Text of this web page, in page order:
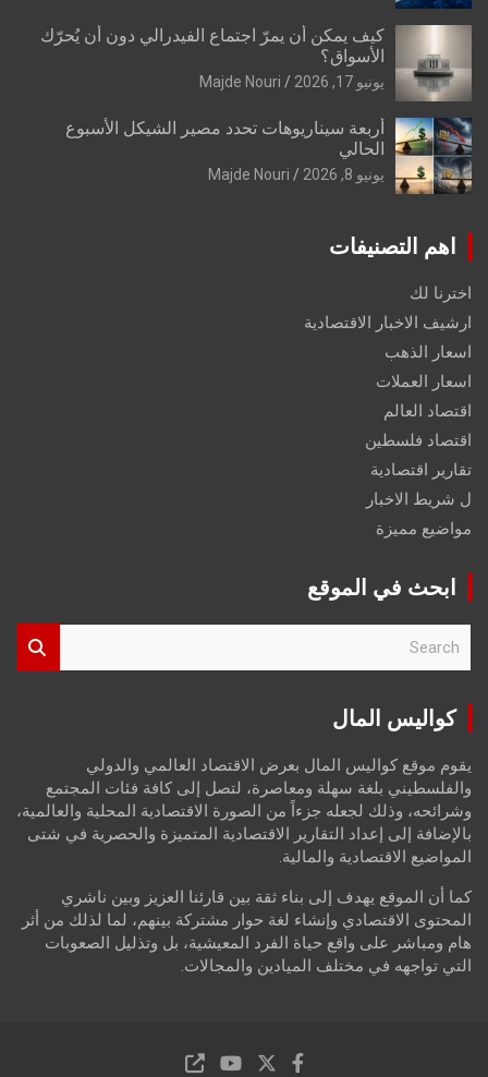
كيف يمكن أن يمرّ اجتماع الفيدرالي دون أن يُحرّك
الأسواق؟
يونيو 17, 2026 Majde Nouri
أربعة سيناريوهات تحدد مصير الشيكل الأسبوع
الحالي
يونيو 8, 2026 Majde Nouri
اهم التصنيفات
اخترنا لك
ارشيف الاخبار الاقتصادية
اسعار الذهب
اسعار العملات
اقتصاد العالم
اقتصاد فلسطين
تقارير اقتصادية
ل شريط الاخبار
مواضيع مميزة
ابحث في الموقع
r
كواليس المال
يقوم موقع كواليس المال بعرض الاقتصاد العالمي والدولي
والفلسطيني بلغة سهلة ومعاصرة، لتصل إلى كافة فئات المجتمع
وشرائحه، وذلك لجعله جزءاً من الصورة الاقتصادية المحلية والعالمية،
بالإضافة إلى إعداد التقارير الاقتصادية المتميزة والحصرية في شتى
المواضيع الاقتصادية والمالية.
كما أن الموقع يهدف إلى بناء ثقة بين قارئنا العزيز وبين ناشري
المحتوى الاقتصادي وإنشاء لغة حوار مشتركة بينهم، لما لذلك من أثر
هام ومباشر على واقع حياة الفرد المعيشية، بل وتذليل الصعوبات
التي تواجهه في مختلف الميادين والمجالات.